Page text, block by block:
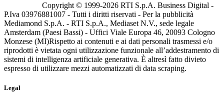
Copyright © 1999-2026 RTI S.p.A. Business Digital -
P.Iva 03976881007 - Tutti i diritti riservati - Per la pubblicità
Mediamond S.p.A. - RTI S.p.A., Mediaset N.V., sede legale
Amsterdam (Paesi Bassi) - Uffici Viale Europa 46, 20093 Cologno
Monzese (MI)Rispetto ai contenuti e ai dati personali trasmessi e/o
riprodotti è vietata ogni utilizzazione funzionale all’addestramento di
sistemi di intelligenza artificiale generativa. È altresì fatto divieto
espresso di utilizzare mezzi automatizzati di data scraping.
Legal